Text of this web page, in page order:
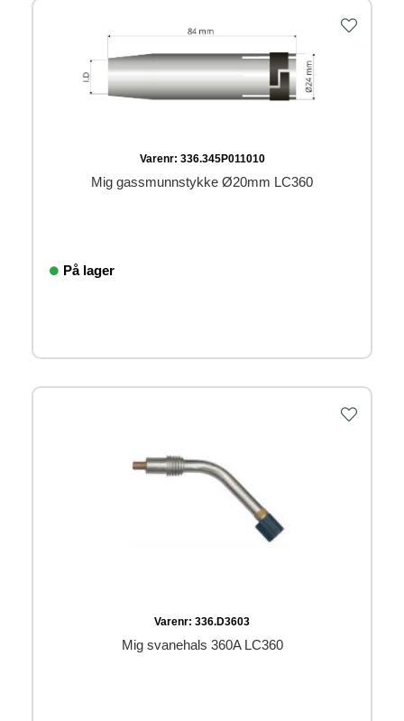
Varenr: 336.345P011010
Mig gassmunnstykke Ø20mm LC360
På lager
Varenr: 336.D3603
Mig svanehals 360A LC360